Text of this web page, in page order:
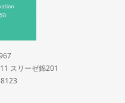
スリーゼ錦201